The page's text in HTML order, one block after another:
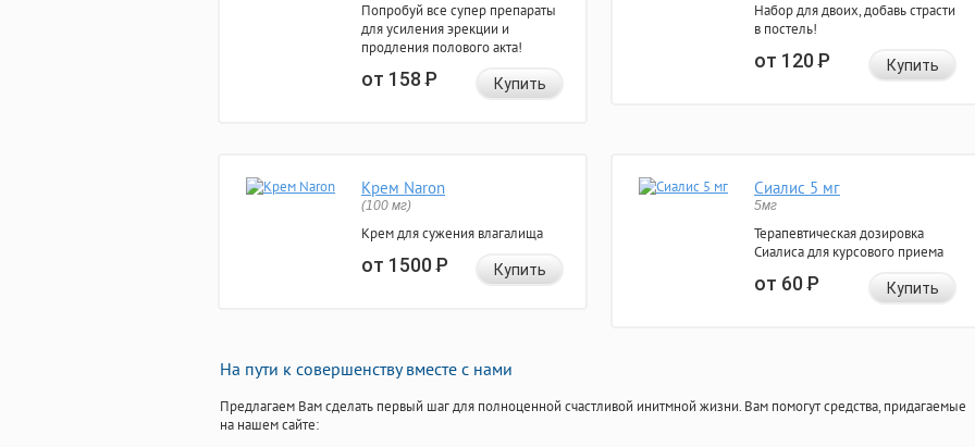
Попробуй все супер препараты
для усиления эрекции и
продления полового акта!
от 158Р Купить
Набор для двоих, добавь страсти
в постель!
от 120Р Купить
Крем Naron
(100 мг)
Крем для сужения влагалища
от 1500Р Купить
Сиалис 5 мг
5мг
Терапевтическая дозировка
Сиалиса для курсового приема
от 60Р Купить
На пути к совершенству вместе с нами
Предлагаем Вам сделать первый шаг для полноценной счастливой инитмной жизни. Вам помогут средства, придагаемые
на нашем сайте: